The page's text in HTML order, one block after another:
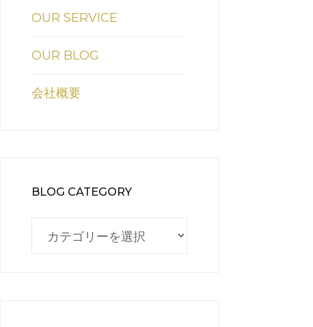
OUR SERVICE
OUR BLOG
会社概要
BLOG CATEGORY
BLOG